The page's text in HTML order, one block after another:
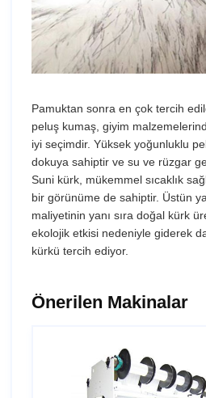
Pamuktan sonra en çok tercih
peluş kumaş, giyim
iyi seçimdir. Yüksek yoğunluklu
dokuya sahiptir ve su ve rüzgar
Suni kürk, mükemmel sıcaklık
bir görünüme de sahiptir. Üstün
maliyetinin yanı sıra doğal kürk
ekolojik etkisi nedeniyle giderek
kürkü tercih ediyor.
Önerilen Makinalar